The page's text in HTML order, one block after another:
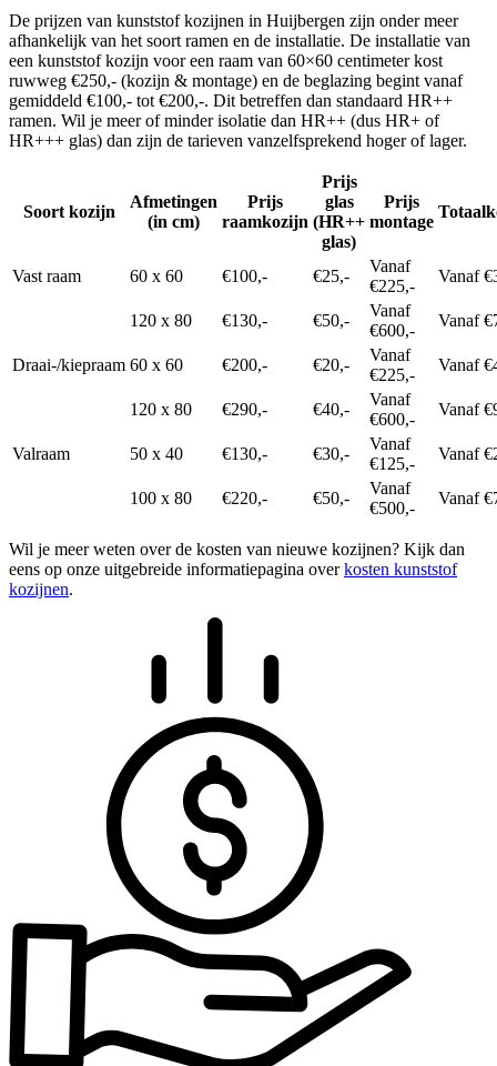
De prijzen van kunststof kozijnen in Huijbergen zijn onder meer
afhankelijk van het soort ramen en de installatie. De installatie van
een kunststof kozijn voor een raam van 60×60 centimeter kost
ruwweg €250,- (kozijn & montage) en de beglazing begint vanaf
gemiddeld €100,- tot €200,-. Dit betreffen dan standaard HR++
ramen. Wil je meer of minder isolatie dan HR++ (dus HR+ of
HR+++ glas) dan zijn de tarieven vanzelfsprekend hoger of lager.
Soort kozijn
Afmetingen
(in cm)
Prijs
raamkozijn
Prijs
glas
(HR++
glas)
Prijs
montage
Vast raam 60 x 60 €100,- €25,-
Vanaf
€225,-
Vanaf
120 x 80 €130,- €50,-
Vanaf
€600,-
Vanaf
Draai-/kiepraam 60 x 60 €200,- €20,-
Vanaf
€225,-
Vanaf
120 x 80 €290,- €40,-
Vanaf
€600,-
Vanaf
Valraam 50 x 40 €130,- €30,-
Vanaf
€125,-
Vanaf
100 x 80 €220,- €50,-
Vanaf
€500,-
Vanaf
Wil je meer weten over de kosten van nieuwe kozijnen? Kijk dan
eens op onze uitgebreide informatiepagina overkosten kunststof
kozijnen.